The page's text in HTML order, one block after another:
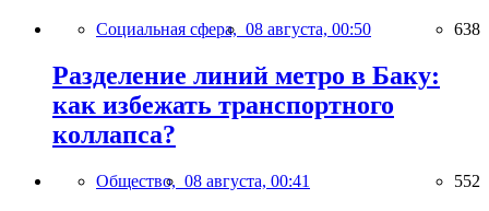
Социальная сфера, 08 августа, 00:50 638
Разделение линий метро в Баку:
как избежать транспортного
коллапса?
Общество, 08 августа, 00:41 552